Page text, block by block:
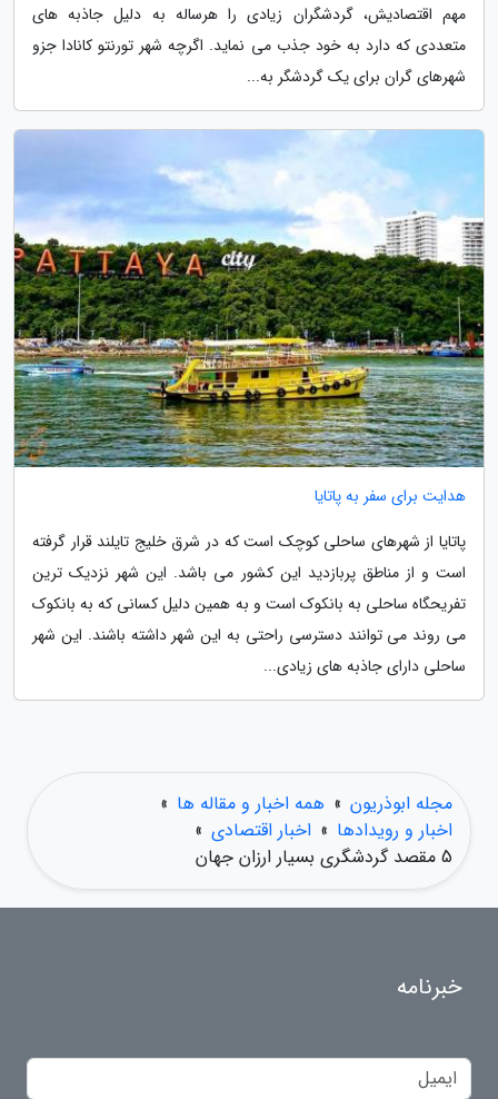
مهم اقتصادیش، گردشگران زیادی را هرساله به دلیل جاذبه های
متعددی که دارد به خود جذب می نماید. اگرچه شهر تورنتو کانادا جزو
شهرهای گران برای یک گردشگر به...
هدایت برای سفر به پاتایا
پاتایا از شهرهای ساحلی کوچک است که در شرق خلیج تایلند قرار گرفته
است و از مناطق پربازدید این کشور می باشد. این شهر نزدیک ترین
تفریحگاه ساحلی به بانکوک است و به همین دلیل کسانی که به بانکوک
می روند می توانند دسترسی راحتی به این شهر داشته باشند. این شهر
ساحلی دارای جاذبه های زیادی...
مجله ابوذریون » همه اخبار و مقاله ها »
اخبار و رویدادها » اخبار اقتصادی »
5 مقصد گردشگری بسیار ارزان جهان
خبرنامه